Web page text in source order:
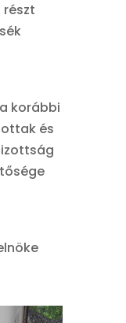
korábbi
és